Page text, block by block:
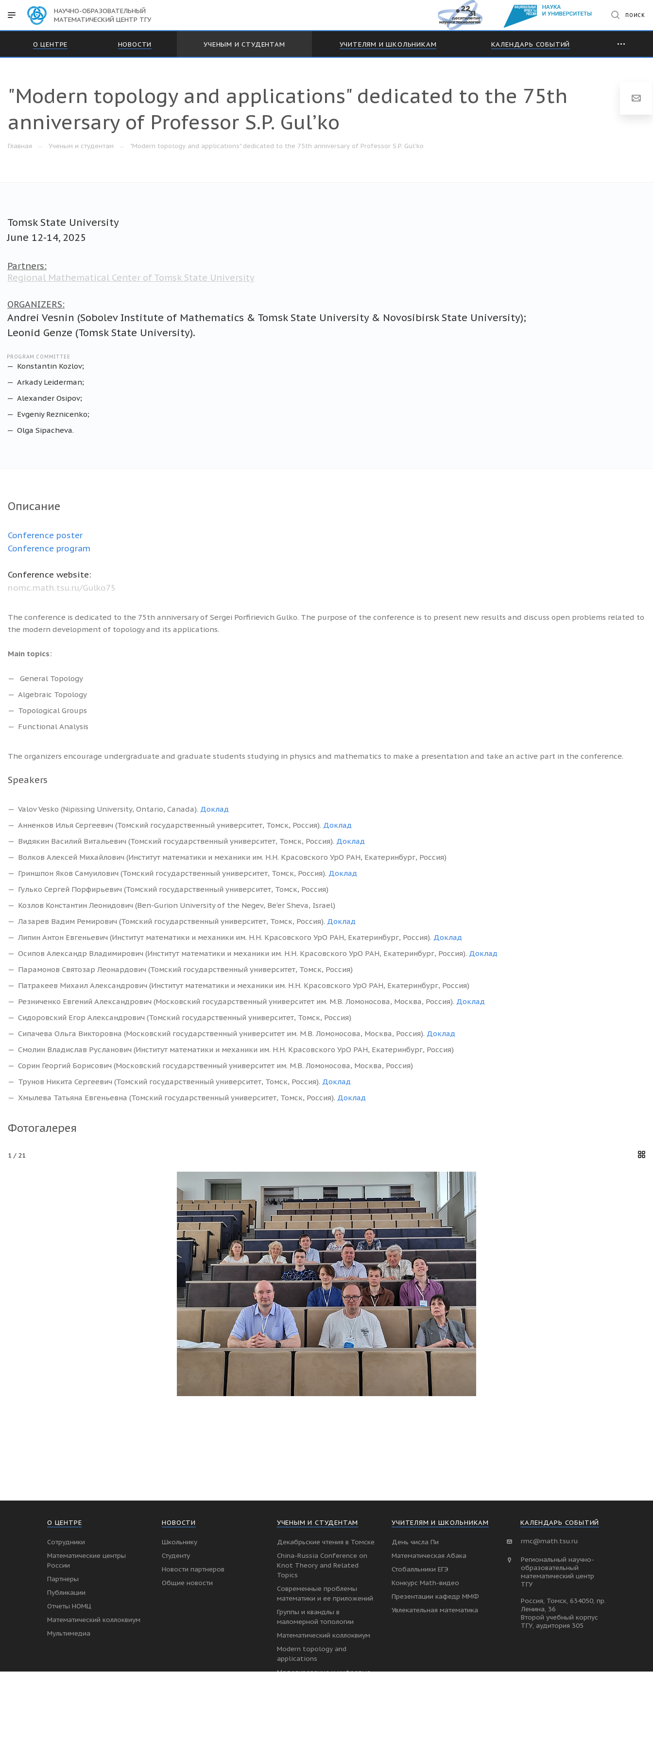
НАУЧНО-ОБРАЗОВАТЕЛЬНЫЙ
МАТЕМАТИЧЕСКИЙ ЦЕНТР ТГУ
ПОИСК
О ЦЕНТРЕ НОВОСТИ УЧЕНЫМ И СТУДЕНТАМ УЧИТЕЛЯМ И ШКОЛЬНИКАМ КАЛЕНДАРЬ СОБЫТИЙ
"Modern topology and applications" dedicated to the 75th
anniversary of Professor S.P. Gul’ko
Главная Ученым и студентам "Modern topology and applications" dedicated to the 75th anniversary of Professor S.P. Gul’ko
Tomsk State University
June 12-14, 2025
Partners:
Regional Mathematical Center of Tomsk State University
ORGANIZERS:
Andrei Vesnin (Sobolev Institute of Mathematics & Tomsk State University & Novosibirsk State University);
Leonid Genze (Tomsk State University).
PROGRAM COMMITTEE
Konstantin Kozlov;
Arkady Leiderman;
Alexander Osipov;
Evgeniy Reznicenko;
Olga Sipacheva.
Описание
Conference poster
Conference program
Conference website:
nomc.math.tsu.ru/Gulko75
The conference is dedicated to the 75th anniversary of Sergei Porfirievich Gulko. The purpose of the conference is to present new results and discuss open problems related to
the modern development of topology and its applications.
Main topics:
General Topology
Algebraic Topology
Topological Groups
Functional Analysis
The organizers encourage undergraduate and graduate students studying in physics and mathematics to make a presentation and take an active part in the conference.
Speakers
Valov Vesko (Nipissing University, Ontario, Canada). Доклад
Анненков Илья Сергеевич (Томский государственный университет, Томск, Россия). Доклад
Видякин Василий Витальевич (Томский государственный университет, Томск, Россия). Доклад
Волков Алексей Михайлович (Институт математики и механики им. Н.Н. Красовского УрО РАН, Екатеринбург, Россия)
Гриншпон Яков Самуилович (Томский государственный университет, Томск, Россия). Доклад
Гулько Сергей Порфирьевич (Томский государственный университет, Томск, Россия)
Козлов Константин Леонидович (Ben-Gurion University of the Negev, Be'er Sheva, Israel)
Лазарев Вадим Ремирович (Томский государственный университет, Томск, Россия). Доклад
Липин Антон Евгеньевич (Институт математики и механики им. Н.Н. Красовского УрО РАН, Екатеринбург, Россия). Доклад
Осипов Александр Владимирович (Институт математики и механики им. Н.Н. Красовского УрО РАН, Екатеринбург, Россия). Доклад
Парамонов Святозар Леонардович (Томский государственный университет, Томск, Россия)
Патракеев Михаил Александрович (Институт математики и механики им. Н.Н. Красовского УрО РАН, Екатеринбург, Россия)
Резниченко Евгений Александрович (Московский государственный университет им. М.В. Ломоносова, Москва, Россия). Доклад
Сидоровский Егор Александрович (Томский государственный университет, Томск, Россия)
Сипачева Ольга Викторовна (Московский государственный университет им. М.В. Ломоносова, Москва, Россия). Доклад
Смолин Владислав Русланович (Институт математики и механики им. Н.Н. Красовского УрО РАН, Екатеринбург, Россия)
Сорин Георгий Борисович (Московский государственный университет им. М.В. Ломоносова, Москва, Россия)
Трунов Никита Сергеевич (Томский государственный университет, Томск, Россия). Доклад
Хмылева Татьяна Евгеньевна (Томский государственный университет, Томск, Россия). Доклад
Фотогалерея
1 / 21
О ЦЕНТРЕ
Сотрудники
Математические центры
России
Партнеры
Публикации
Отчеты НОМЦ
Математический коллоквиум
Мультимедиа
НОВОСТИ
Школьнику
Студенту
Новости партнеров
Общие новости
УЧЕНЫМ И СТУДЕНТАМ
Декабрьские чтения в Томске
China-Russia Conference on
Knot Theory and Related
Topics
Современные проблемы
математики и ее приложений
Группы и квандлы в
маломерной топологии
Математический коллоквиум
Modern topology and
applications
Моделирование и цифровые
УЧИТЕЛЯМ И ШКОЛЬНИКАМ
День числа Пи
Математическая Абака
Стобалльники ЕГЭ
Конкурс Math-видео
Презентации кафедр ММФ
Увлекательная математика
КАЛЕНДАРЬ СОБЫТИЙ
rmc@math.tsu.ru
Региональный научно-
образовательный
математический центр
ТГУ
Россия, Томск, 634050, пр.
Ленина, 36
Второй учебный корпус
ТГУ, аудитория 305